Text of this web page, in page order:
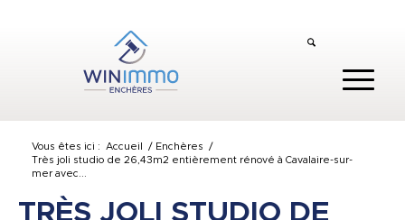
Vous êtes ici : Accueil / Enchères
/
Très joli studio de 26,43m2 entièrement rénové à Cavalaire-sur-
mer avec...
TRÈS JOLI STUDIO DE